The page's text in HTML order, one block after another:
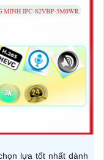
lựa tốt nhất dành